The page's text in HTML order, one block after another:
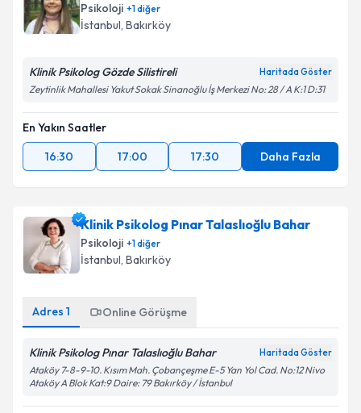
Psikoloji +1diğer
İstanbul, Bakırköy
Klinik Psikolog Gözde Silistireli Haritada Göster
Zeytinlik Mahallesi Yakut Sokak Sinanoğlu İş Merkezi No: 28 / A K:1 D:31
En Yakın Saatler
16:30
17:00 17:30 Daha Fazla
Klinik Psikolog Pınar Talaslıoğlu Bahar
Psikoloji +1diğer
İstanbul, Bakırköy
Adres 1 Online Görüşme
Klinik Psikolog Pınar Talaslıoğlu Bahar Haritada Göster
Ataköy 7-8-9-10. Kısım Mah. Çobançeşme E-5 Yan Yol Cad. No:12 Nivo
Ataköy A Blok Kat:9 Daire: 79 Bakırköy / İstanbul